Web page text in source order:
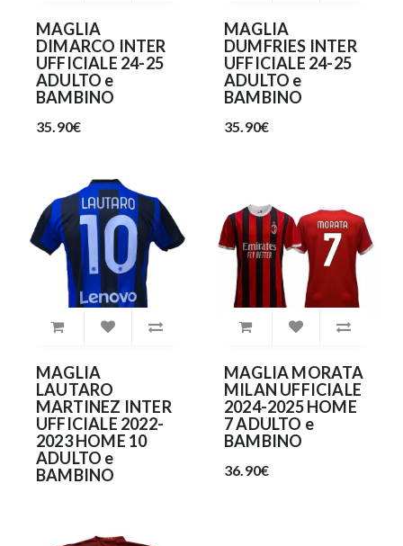
MAGLIA
DIMARCO INTER
UFFICIALE 24-25
ADULTO e
BAMBINO
35.90€
MAGLIA
DUMFRIES INTER
UFFICIALE 24-25
ADULTO e
BAMBINO
35.90€
MAGLIA
LAUTARO
MARTINEZ INTER
UFFICIALE 2022-
2023 HOME 10
ADULTO e
BAMBINO
MAGLIA MORATA
MILAN UFFICIALE
2024-2025 HOME
7 ADULTO e
BAMBINO
36.90€